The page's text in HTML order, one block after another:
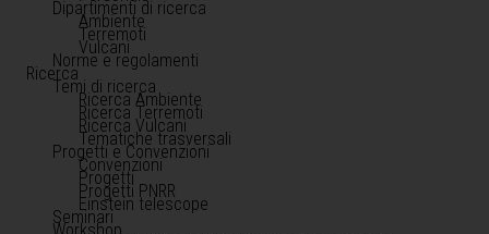
Dipartimenti di ricerca
Ambiente
Terremoti
Vulcani
Norme e regolamenti
Ricerca
Temi di ricerca
Ricerca Ambiente
Ricerca Terremoti
Ricerca Vulcani
Tematiche trasversali
Progetti e Convenzioni
Convenzioni
Progetti
Progetti PNRR
Einstein telescope
Seminari
Workshop